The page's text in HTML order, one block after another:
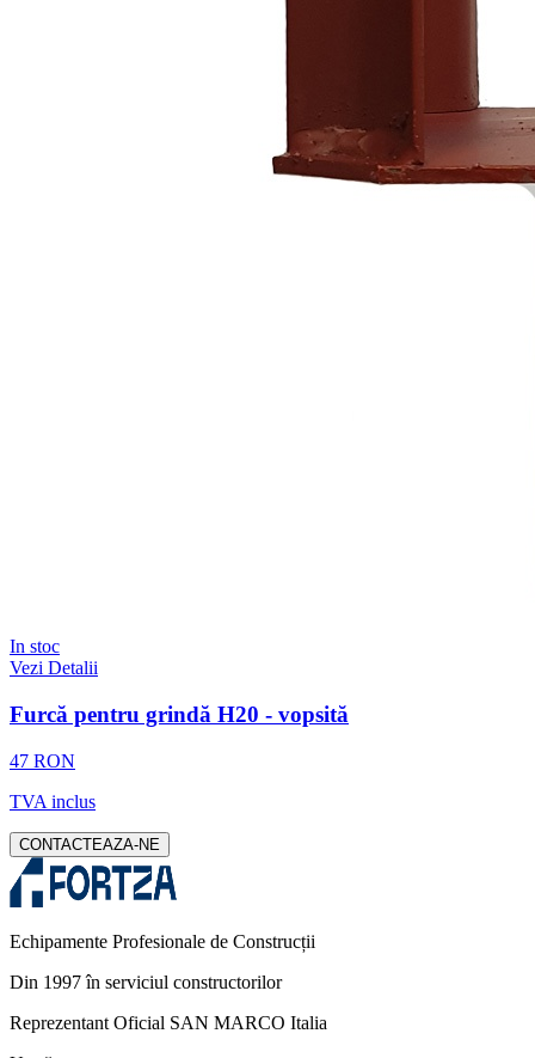
In stoc
Vezi Detalii
Furcă pentru grindă H20 - vopsită
47 RON
TVA inclus
CONTACTEAZA-NE
Echipamente Profesionale de Construcții
Din 1997 în serviciul constructorilor
Reprezentant Oficial SAN MARCO Italia